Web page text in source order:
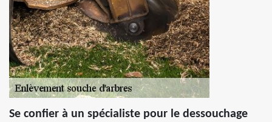
Se confier à un spécialiste pour le dessouchage